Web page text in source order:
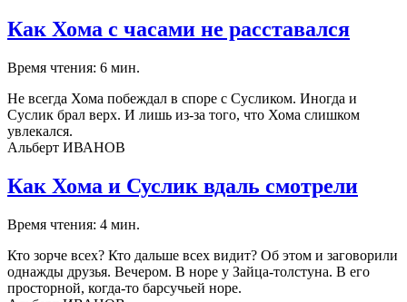
Как Хома с часами не расставался
Время чтения: 6 мин.
Не всегда Хома побеждал в споре с Сусликом. Иногда и
Суслик брал верх. И лишь из-за того, что Хома слишком
увлекался.
Альберт ИВАНОВ
Как Хома и Суслик вдаль смотрели
Время чтения: 4 мин.
Кто зорче всех? Кто дальше всех видит? Об этом и заговорили
однажды друзья. Вечером. В норе у Зайца-толстуна. В его
просторной, когда-то барсучьей норе.